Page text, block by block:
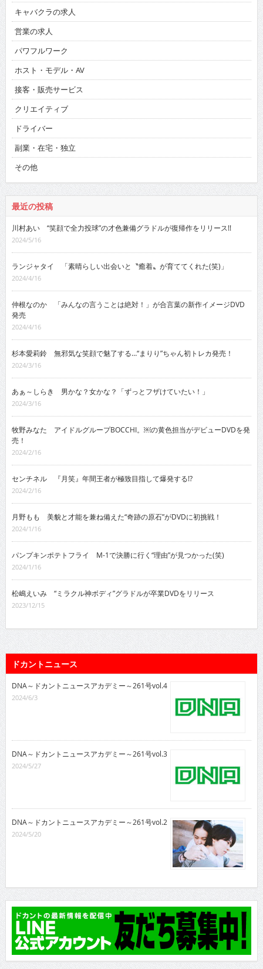
キャバクラの求人
営業の求人
パワフルワーク
ホスト・モデル・AV
接客・販売サービス
クリエイティブ
ドライバー
副業・在宅・独立
その他
最近の投稿
川村あい “笑顔で全力投球”の才色兼備グラドルが復帰作をリリース!!
2024/5/16
ランジャタイ 「素晴らしい出会いと〝癒着〟が育ててくれた(笑)」
2024/4/16
仲根なのか 「みんなの言うことは絶対！」が合言葉の新作イメージDVD
発売
2024/4/16
杉本愛莉鈴 無邪気な笑顔で魅了する…“まりり”ちゃん初トレカ発売！
2024/3/16
あぁ～しらき 男かな？女かな？「ずっとフザけていたい！」
2024/3/16
牧野みなた アイドルグループBOCCHI。￼の黄色担当がデビューDVDを発
売！
2024/2/16
センチネル 『月笑』年間王者が極致目指して爆発する!?
2024/2/16
月野もも 美貌と才能を兼ね備えた“奇跡の原石”がDVDに初挑戦！
2024/1/16
パンプキンポテトフライ M-1で決勝に行く“理由”が見つかった(笑)
2024/1/16
松嶋えいみ “ミラクル神ボディ”グラドルが卒業DVDをリリース
2023/12/15
ドカントニュース
DNA～ドカントニュースアカデミー～261号vol.4
2024/6/3
DNA～ドカントニュースアカデミー～261号vol.3
2024/5/27
DNA～ドカントニュースアカデミー～261号vol.2
2024/5/20